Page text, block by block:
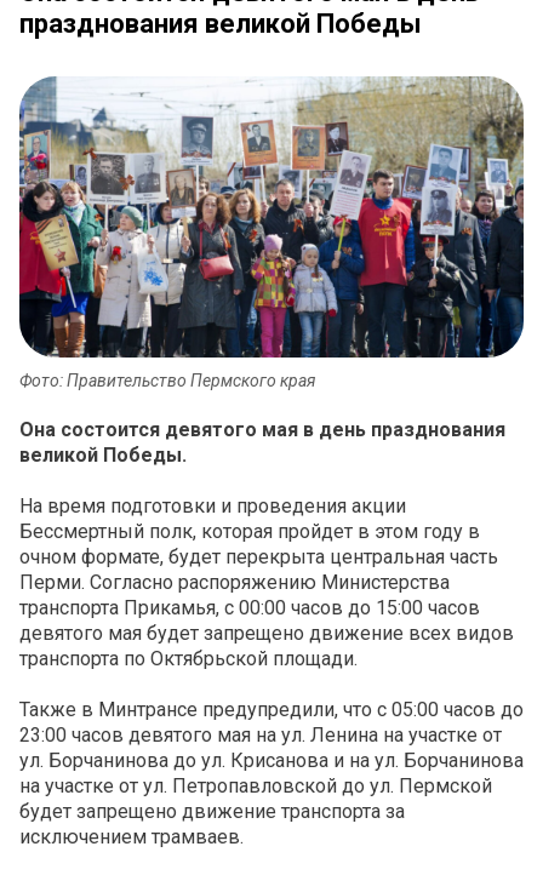
празднования великой Победы
Фото: Правительство Пермского края
Она состоится девятого мая в день празднования
великой Победы.
На время подготовки и проведения акции
Бессмертный полк, которая пройдет в этом году в
очном формате, будет перекрыта центральная часть
Перми. Согласно распоряжению Министерства
транспорта Прикамья, с 00:00 часов до 15:00 часов
девятого мая будет запрещено движение всех видов
транспорта по Октябрьской площади.
Также в Минтрансе предупредили, что с 05:00 часов до
23:00 часов девятого мая на ул. Ленина на участке от
ул. Борчанинова до ул. Крисанова и на ул. Борчанинова
на участке от ул. Петропавловской до ул. Пермской
будет запрещено движение транспорта за
исключением трамваев.